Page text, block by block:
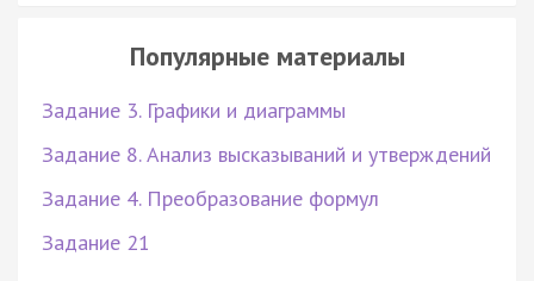
Популярные материалы
Задание 3. Графики и диаграммы
Задание 8. Анализ высказываний и утверждений
Задание 4. Преобразование формул
Задание 21